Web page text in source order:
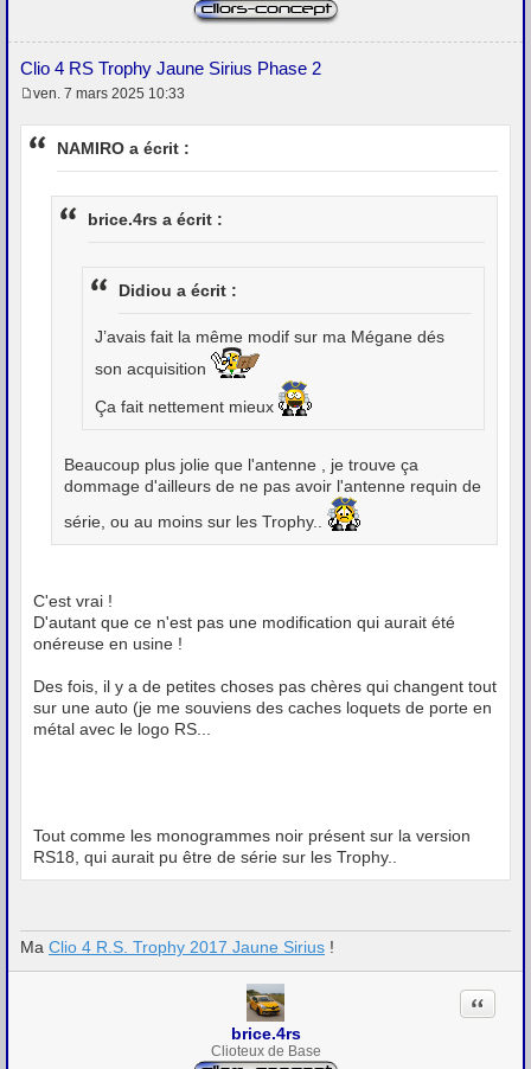
Clio 4 RS Trophy Jaune Sirius Phase 2
e
s
ven. 7 mars 2025 10:33
NAMIRO a écrit :
brice.4rs a écrit :
Didiou a écrit :
J’avais fait la même modif sur ma Mégane dés
son acquisition
Ça fait nettement mieux
Beaucoup plus jolie que l'antenne , je trouve ça
dommage d'ailleurs de ne pas avoir l'antenne requin de
série, ou au moins sur les Trophy..
C'est vrai !
D'autant que ce n'est pas une modification qui aurait été
onéreuse en usine !
Des fois, il y a de petites choses pas chères qui changent tout
sur une auto (je me souviens des caches loquets de porte en
métal avec le logo RS...
Tout comme les monogrammes noir présent sur la version
RS18, qui aurait pu être de série sur les Trophy..
Ma Clio 4 R.S. Trophy 2017 Jaune Sirius !
brice.4rs
Clioteux de Base
Citation